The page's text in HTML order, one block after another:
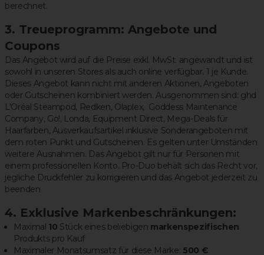
berechnet.
3. Treueprogramm: Angebote und
Coupons
Das Angebot wird auf die Preise exkl. MwSt. angewandt und ist
sowohl in unseren Stores als auch online verfügbar. 1 je Kunde.
Dieses Angebot kann nicht mit anderen Aktionen, Angeboten
oder Gutscheinen kombiniert werden. Ausgenommen sind: ghd
L’Oréal Steampod, Redken, Olaplex, Goddess Maintenance
Company, Go!, Londa, Equipment Direct, Mega-Deals für
Haarfarben, Ausverkaufsartikel inklusive Sonderangeboten mit
dem roten Punkt und Gutscheinen. Es gelten unter Umständen
weitere Ausnahmen. Das Angebot gilt nur für Personen mit
einem professionellen Konto. Pro-Duo behält sich das Recht vor,
jegliche Druckfehler zu korrigieren und das Angebot jederzeit zu
beenden
4. Exklusive Markenbeschränkungen:
Maximal 10 Stück eines beliebigen markenspezifischen
Produkts pro Kauf
Maximaler Monatsumsatz für diese Marke: 500 €